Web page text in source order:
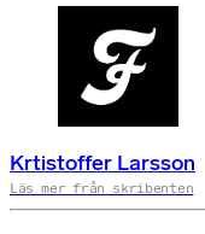
Krtistoffer Larsson
Läs mer från skribenten